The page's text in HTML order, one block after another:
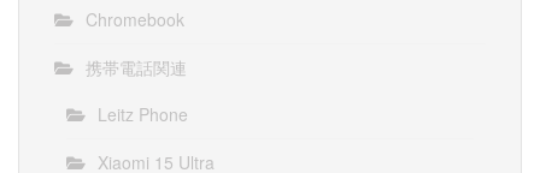
Chromebook
携帯電話関連
Leitz Phone
Xiaomi 15 Ultra